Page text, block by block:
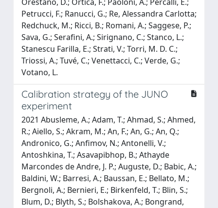
Petrucci, F.; Ranucci, G.; Re, Alessandra Carlotta;
Redchuck, M.; Ricci, B.; Romani, A.; Saggese, P.;
Sava, G.; Serafini, A.; Sirignano, C.; Stanco, L.;
Stanescu Farilla, E.; Strati, V.; Torri, M. D. C.;
Triossi, A.; Tuvé, C.; Venettacci, C.; Verde, G.;
Votano, L.
Calibration strategy of the JUNO
experiment
2021 Abusleme, A.; Adam, T.; Ahmad, S.; Ahmed,
R.; Aiello, S.; Akram, M.; An, F.; An, G.; An, Q.;
Andronico, G.; Anfimov, N.; Antonelli, V.;
Antoshkina, T.; Asavapibhop, B.; Athayde
Marcondes de Andre, J. P.; Auguste, D.; Babic, A.;
Baldini, W.; Barresi, A.; Baussan, E.; Bellato, M.;
Bergnoli, A.; Bernieri, E.; Birkenfeld, T.; Blin, S.;
Blum, D.; Blyth, S.; Bolshakova, A.; Bongrand,